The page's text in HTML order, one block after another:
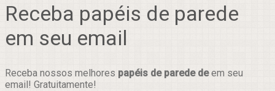
Receba papéis de parede
em seu email
Receba nossos melhores papéis de parede deem seu
email! Gratuitamente!